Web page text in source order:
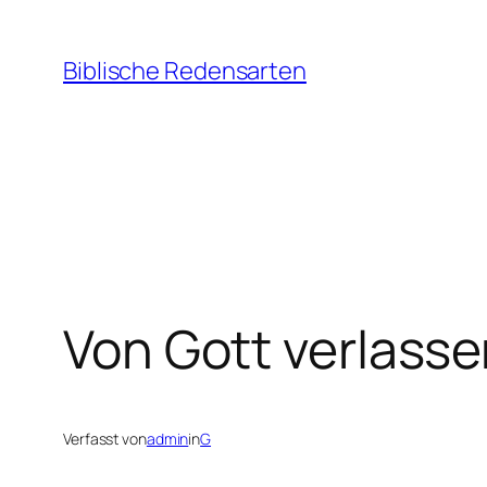
Inhalt
springen
Biblische Redensarten
Von Gott
Verfasst vonadmininG